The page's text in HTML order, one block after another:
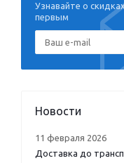
Узнавайте о
первым
Новости
11 февраля 2026
Доставка до